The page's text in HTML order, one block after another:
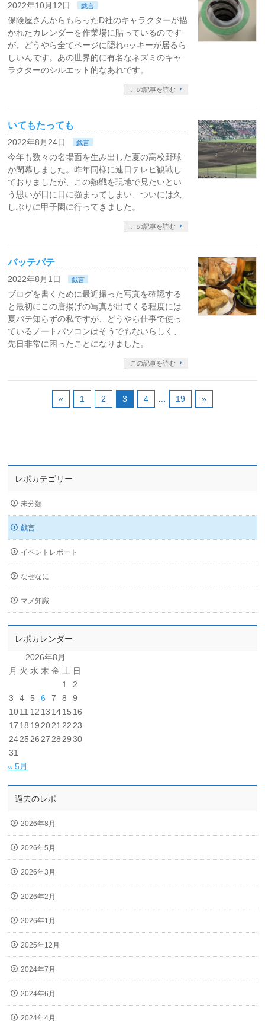
2022年10月12日 戯言
保険屋さんからもらったD社のキャラクターが描
かれたカレンダーを作業場に貼っているのです
が、どうやら全てページに隠れ○ッキーが居るら
しいんです。あの世界的に有名なネズミのキャ
ラクターのシルエット的なあれです。
この記事を読む
いてもたっても
2022年8月24日 戯言
今年も数々の名場面を生み出した夏の高校野球
が閉幕しました。昨年同様に連日テレビ観戦し
ておりましたが、この熱戦を現地で見たいとい
う思いが日に日に強まってしまい、ついには久
しぶりに甲子園に行ってきました。
この記事を読む
バッテバテ
2022年8月1日 戯言
ブログを書くために最近撮った写真を確認する
と最初にこの唐揚げの写真が出てくる程度には
夏バテ知らずの私ですが、どうやら仕事で使っ
ているノートパソコンはそうでもないらしく、
先日非常に困ったことになりました。
この記事を読む
« 1 2 3 4 19 »
レポカテゴリー
未分類
戯言
イベントレポート
なぜなに
マメ知識
レポカレンダー
2026年8月
月 火 水 木 金 土 日
1
2
3
4 5 6 7 8
9
1011 12 13 1415 16
17 18 19 2021 22 23
2425 26 27 28 29 30
31
« 5月
過去のレポ
2026年8月
2026年5月
2026年3月
2026年2月
2026年1月
2025年12月
2024年7月
2024年6月
2024年4月